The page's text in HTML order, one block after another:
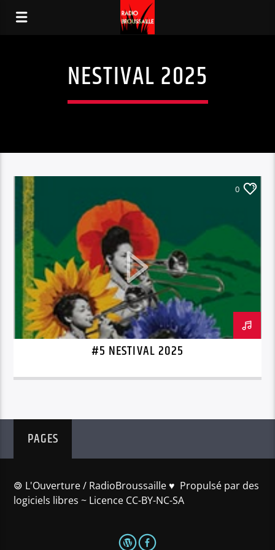
NESTIVAL 2025
0
#5 NESTIVAL 2025
PAGES
🄯 L'Ouverture / RadioBroussaille ♥️ Propulsé par des
logiciels libres ~ Licence CC-BY-NC-SA